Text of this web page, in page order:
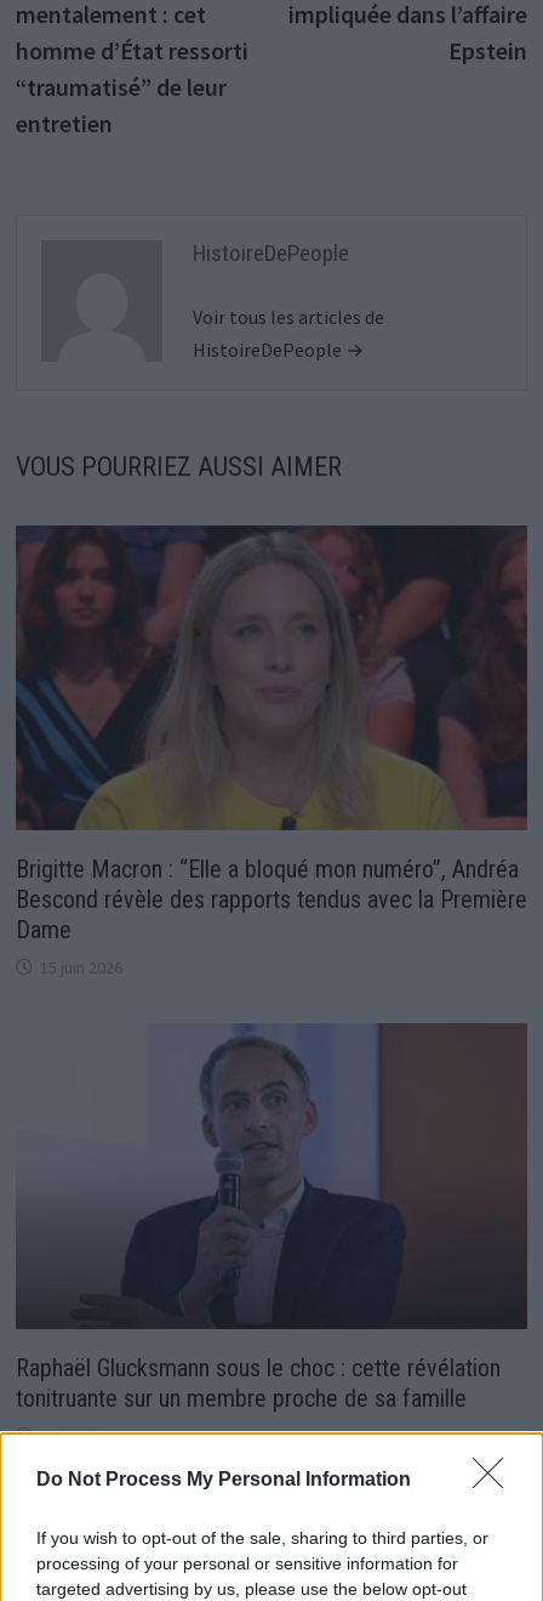
Do Not Process My Personal Information
If you wish to opt-out of the sale, sharing to third parties, or
processing of your personal or sensitive information for
targeted advertising by us, please use the below opt-out
mentalement : cet
homme d’État ressorti
“traumatisé” de leur
entretien
impliquée dans l’affaire
Epstein
HistoireDePeople
Voir tous les articles de
HistoireDePeople →
VOUS POURRIEZ AUSSI AIMER
Brigitte Macron : “Elle a bloqué mon numéro”, Andréa
Bescond révèle des rapports tendus avec la Première
Dame
15 juin 2026
Raphaël Glucksmann sous le choc : cette révélation
tonitruante sur un membre proche de sa famille
19 janvier 2026